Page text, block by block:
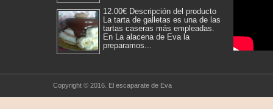
12.00€ Descripción del producto
La tarta de galletas es una de las
tartas caseras más empleadas.
En La alacena de Eva la
preparamos...
Copyright © 2016. El escaparate de Eva